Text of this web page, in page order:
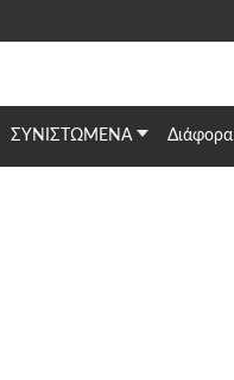
ΣΥΝΙΣΤΩΜΕΝΑ Διάφορα